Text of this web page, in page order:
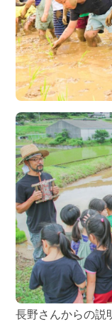
長野さんからの説